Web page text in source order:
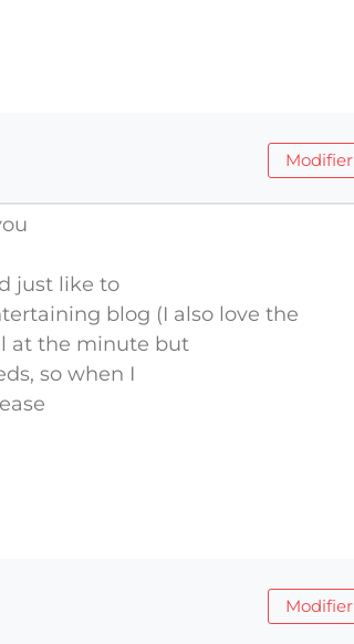
Modifier
just like to
blog (I also love the
at the minute but
so when I
Modifier